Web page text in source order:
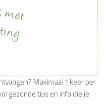
Maximaal 1 keer per
gezonde tips en info die je